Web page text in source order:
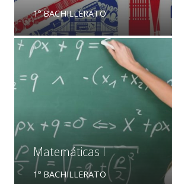
1º BACHILLERATO
Matemáticas I
1º BACHILLERATO